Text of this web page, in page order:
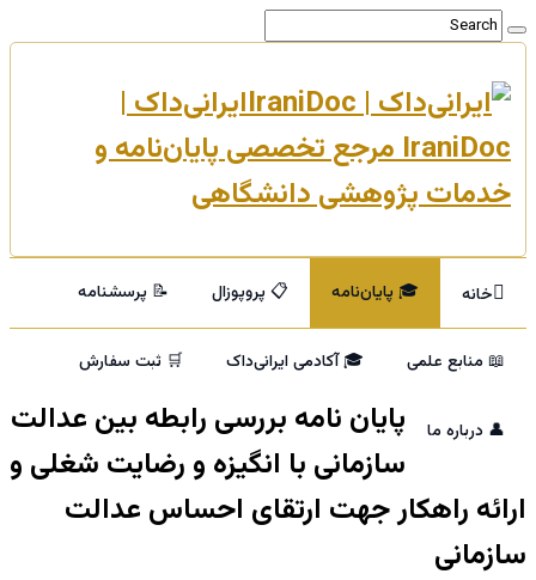
ایرانی‌داک |
IraniDoc مرجع تخصصی پایان‌نامه و
خدمات پژوهشی دانشگاهی
خانه 🎓 پایان‌نامه 📋 پروپوزال 📝 پرسشنامه
📖 منابع علمی 🎓 آکادمی ایرانی‌داک 🛒 ثبت سفارش
👤 درباره ما
پایان نامه بررسی رابطه بین عدالت
سازمانی با انگیزه و رضایت شغلی و
ارائه راهکار جهت ارتقای احساس عدالت
سازمانی